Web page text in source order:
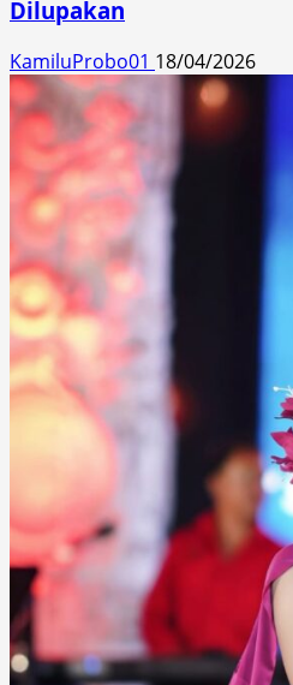
Dilupakan
KamiluProbo01 18/04/2026